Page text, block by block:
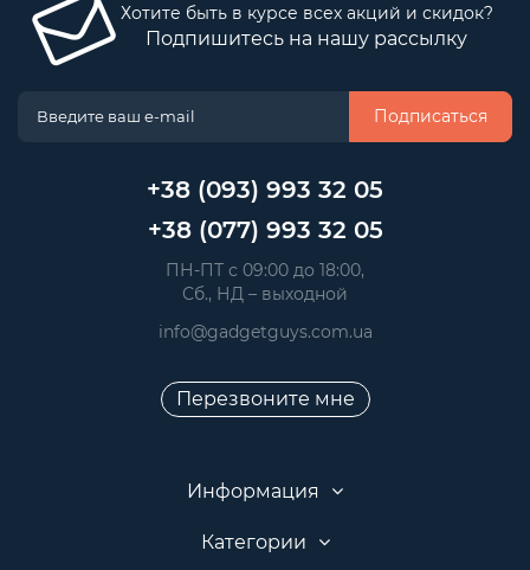
Хотите быть в курсе всех акций и скидок?
Подпишитесь на нашу рассылку
Подписаться
+38 (093) 993 32 05
+38 (077) 993 32 05
ПН-ПТ с 09:00 до 18:00,
Сб., НД – выходной
info@gadgetguys.com.ua
Перезвоните мне
Информация
Категории